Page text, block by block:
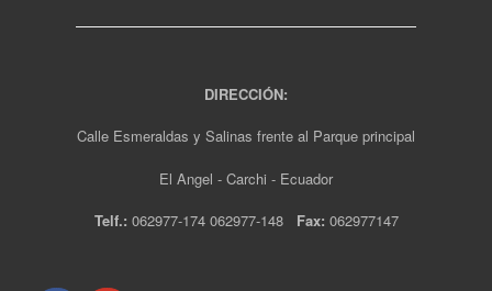
DIRECCIÓN:
Calle Esmeraldas y Salinas frente al Parque principal
El Angel - Carchi - Ecuador
Telf.: 062977-174 062977-148 Fax: 062977147